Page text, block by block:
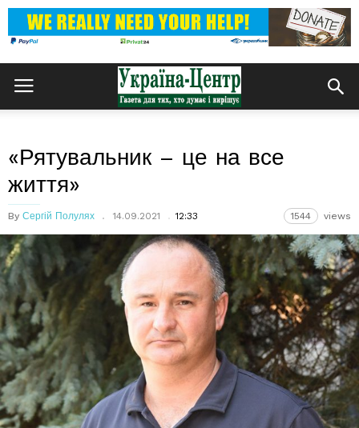
«Рятувальник – це на все
життя»
By Сергій Полулях 14.09.2021 12:33 1544 views